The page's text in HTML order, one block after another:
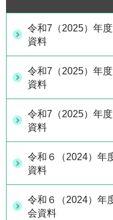
令和7（2025）年
資料
令和7（2025）年
資料
令和7（2025）年
資料
令和６（2024）年
資料
令和６（2024）年
会資料